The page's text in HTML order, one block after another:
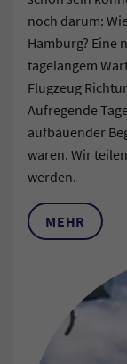
noch darum:
Hamburg? Eine
tagelangem
Flugzeug
Aufregende
aufbauender
waren. Wir
werden.
MEHR